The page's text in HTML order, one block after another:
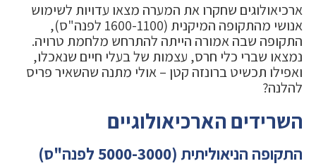
ארכיאולוגים שחקרו את המערה מצאו עדויות לשימוש
אנושי מהתקופה המיקנית (1600-1100 לפנה"ס),
התקופה שבה אמורה הייתה להתרחש מלחמת טרויה.
נמצאו שברי כלי חרס, עצמות של בעלי חיים שנאכלו,
ואפילו תכשיט ברונזה קטן – אולי מתנה שהשאיר פריס
להלנה?
השרידים הארכיאולוגיים
התקופה הניאוליתית (5000-3000 לפנה"ס)